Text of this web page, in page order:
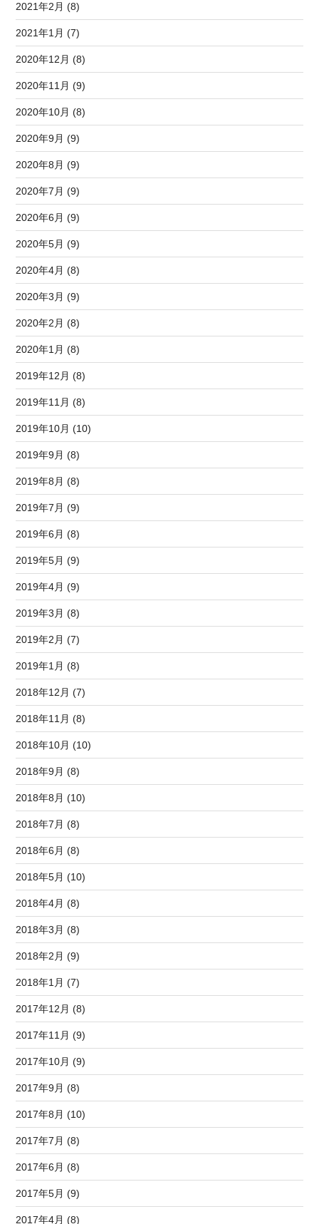
2021年2月 (8)
2021年1月 (7)
2020年12月 (8)
2020年11月 (9)
2020年10月 (8)
2020年9月 (9)
2020年8月 (9)
2020年7月 (9)
2020年6月 (9)
2020年5月 (9)
2020年4月 (8)
2020年3月 (9)
2020年2月 (8)
2020年1月 (8)
2019年12月 (8)
2019年11月 (8)
2019年10月 (10)
2019年9月 (8)
2019年8月 (8)
2019年7月 (9)
2019年6月 (8)
2019年5月 (9)
2019年4月 (9)
2019年3月 (8)
2019年2月 (7)
2019年1月 (8)
2018年12月 (7)
2018年11月 (8)
2018年10月 (10)
2018年9月 (8)
2018年8月 (10)
2018年7月 (8)
2018年6月 (8)
2018年5月 (10)
2018年4月 (8)
2018年3月 (8)
2018年2月 (9)
2018年1月 (7)
2017年12月 (8)
2017年11月 (9)
2017年10月 (9)
2017年9月 (8)
2017年8月 (10)
2017年7月 (8)
2017年6月 (8)
2017年5月 (9)
2017年4月 (8)